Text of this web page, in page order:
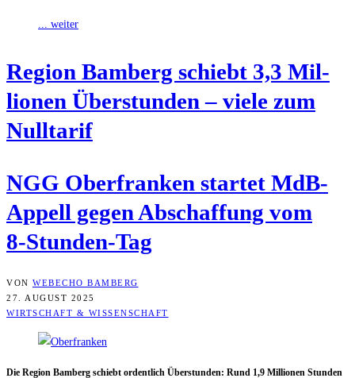
... weiter
Regi­on Bam­berg schiebt 3,3 Mil­
lio­nen Über­stun­den – vie­le zum
Nulltarif
NGG Ober­fran­ken star­tet MdB-
Appell gegen Abschaf­fung vom
8‑Stun­den-Tag
VON WEBECHO BAMBERG
27. AUGUST 2025
WIRTSCHAFT & WISSENSCHAFT
Die Regi­on Bam­berg schiebt ordent­lich Über­stun­den: Rund 1,9 Mil­lio­nen Stun­den